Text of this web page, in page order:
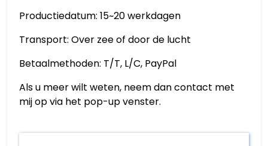
Productiedatum: 15~20 werkdagen
Transport: Over zee of door de lucht
Betaalmethoden: T/T, L/C, PayPal
Als u meer wilt weten, neem dan contact met
mij op via het pop-up venster.